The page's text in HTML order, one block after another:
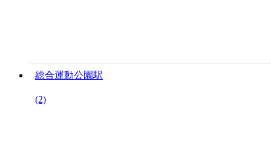
総合運動公園駅
(2)